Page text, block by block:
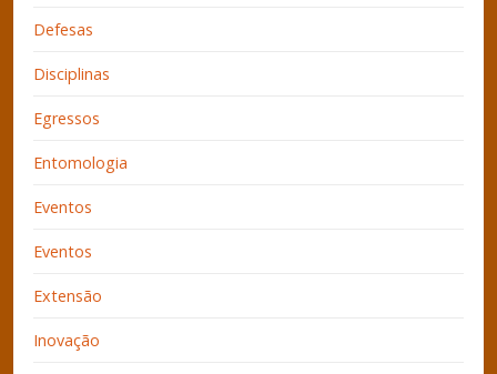
Defesas
Disciplinas
Egressos
Entomologia
Eventos
Eventos
Extensão
Inovação